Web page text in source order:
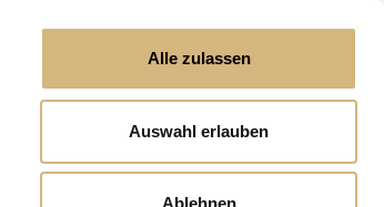
Alle zulassen
Auswahl erlauben
Ablehnen